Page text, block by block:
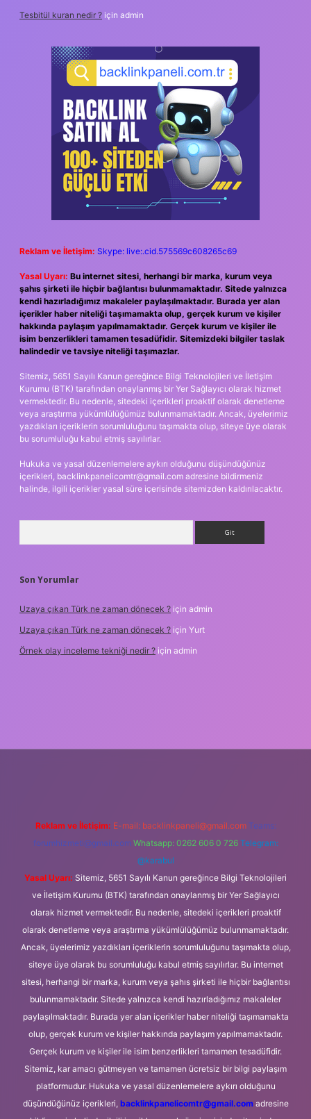
Tesbitül kuran nedir ? için admin
Reklam ve İletişim: Skype: live:.cid.575569c608265c69
Yasal Uyarı: Bu internet sitesi, herhangi bir marka, kurum veya
şahıs şirketi ile hiçbir bağlantısı bulunmamaktadır. Sitede yalnızca
kendi hazırladığımız makaleler paylaşılmaktadır. Burada yer alan
içerikler haber niteliği taşımamakta olup, gerçek kurum ve kişiler
hakkında paylaşım yapılmamaktadır. Gerçek kurum ve kişiler ile
isim benzerlikleri tamamen tesadüfidir. Sitemizdeki bilgiler taslak
halindedir ve tavsiye niteliği taşımazlar.
Sitemiz, 5651 Sayılı Kanun gereğince Bilgi Teknolojileri ve İletişim
Kurumu (BTK) tarafından onaylanmış bir Yer Sağlayıcı olarak hizmet
vermektedir. Bu nedenle, sitedeki içerikleri proaktif olarak denetleme
veya araştırma yükümlülüğümüz bulunmamaktadır. Ancak, üyelerimiz
yazdıkları içeriklerin sorumluluğunu taşımakta olup, siteye üye olarak
bu sorumluluğu kabul etmiş sayılırlar.
Hukuka ve yasal düzenlemelere aykırı olduğunu düşündüğünüz
içerikleri, backlinkpanelicomtr@gmail.com adresine bildirmeniz
halinde, ilgili içerikler yasal süre içerisinde sitemizden kaldırılacaktır.
Son Yorumlar
Uzaya çıkan Türk ne zaman dönecek ? için admin
Uzaya çıkan Türk ne zaman dönecek ? için Yurt
Örnek olay inceleme tekniği nedir ? için admin
Reklam ve İletişim: E-mail: backlinkpaneli@gmail.com Teams:
forumhizmeti@gmail.com Whatsapp: 0262 606 0 726 Telegram:
@karabul
Yasal Uyarı: Sitemiz, 5651 Sayılı Kanun gereğince Bilgi Teknolojileri
ve İletişim Kurumu (BTK) tarafından onaylanmış bir Yer Sağlayıcı
olarak hizmet vermektedir. Bu nedenle, sitedeki içerikleri proaktif
olarak denetleme veya araştırma yükümlülüğümüz bulunmamaktadır.
Ancak, üyelerimiz yazdıkları içeriklerin sorumluluğunu taşımakta olup,
siteye üye olarak bu sorumluluğu kabul etmiş sayılırlar. Bu internet
sitesi, herhangi bir marka, kurum veya şahıs şirketi ile hiçbir bağlantısı
bulunmamaktadır. Sitede yalnızca kendi hazırladığımız makaleler
paylaşılmaktadır. Burada yer alan içerikler haber niteliği taşımamakta
olup, gerçek kurum ve kişiler hakkında paylaşım yapılmamaktadır.
Gerçek kurum ve kişiler ile isim benzerlikleri tamamen tesadüfidir.
Sitemiz, kar amacı gütmeyen ve tamamen ücretsiz bir bilgi paylaşım
platformudur. Hukuka ve yasal düzenlemelere aykırı olduğunu
düşündüğünüz içerikleri, backlinkpanelicomtr@gmail.comadresine